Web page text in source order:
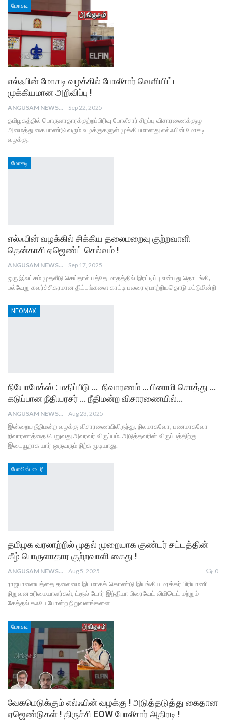
மோசடி
எல்ஃபின் மோசடி வழக்கில் போலீசார் வெளியிட்ட
முக்கியமான அறிவிப்பு !
ANGUSAM NEWS Sep 22, 2025
தமிழகத்தில் பொருளாதாரக்குற்றப்பிரிவு போலீசார் சிறப்பு விசாரணைக்குழு
அமைத்து கையாண்டு வரும் வழக்குகளுள் முக்கியமானது எல்ஃபின் மோசடி
வழக்கு.
மோசடி
எல்ஃபின் வழக்கில் சிக்கிய தலைமறைவு குற்றவாளி
தென்காசி ஏஜெண்ட் செல்வம் !
ANGUSAM NEWS Sep 17, 2025
ஒரு இலட்சம் முதலீடு செய்தால் பத்தே மாதத்தில் இரட்டிப்பு என்பது தொடங்கி,
பல்வேறு கவர்ச்சிகரமான திட்டங்களை காட்டி பலரை ஏமாற்றியதொடு மட்டுமின்றி
NEOMAX
நியோமேக்ஸ் : மதிப்பீடு … நிவாரணம் … பினாமி சொத்து …
கடுப்பான நீதியரசர் … நீதிமன்ற விசாரணையில்…
ANGUSAM NEWS Aug 23, 2025
இன்றைய நீதிமன்ற வழக்கு விசாரணையிலிருந்து, நிலமாகவோ, பணமாகவோ
நிவாரணத்தை பெறுவது அவரவர் விருப்பம். அடுத்தவரின் விருப்பத்திற்கு
இடையூறாக யார் ஒருவரும் நிற்க முடியாது.
போலிஸ் டைரி
தமிழக வரலாற்றில் முதல் முறையாக குண்டர் சட்டத்தின்
கீழ் பொருளாதார குற்றவாளி கைது !
ANGUSAM NEWS Aug 5, 2025 0
ராஜபாளையத்தை தலைமை இடமாகக் கொண்டு இயங்கிய மரக்கர் பிரியாணி
நிறுவன உரிமையாளர்கள், ட்ரூல் டோர் இந்தியா பிரைவேட் லிமிடெட் மற்றும்
கேத்தல் கஃபே போன்ற நிறுவனங்களை
மோசடி
வேகமெடுக்கும் எல்ஃபின் வழக்கு ! அடுத்தடுத்து கைதான
ஏஜெண்டுகள் ! திருச்சி EOW போலீசார் அதிரடி !